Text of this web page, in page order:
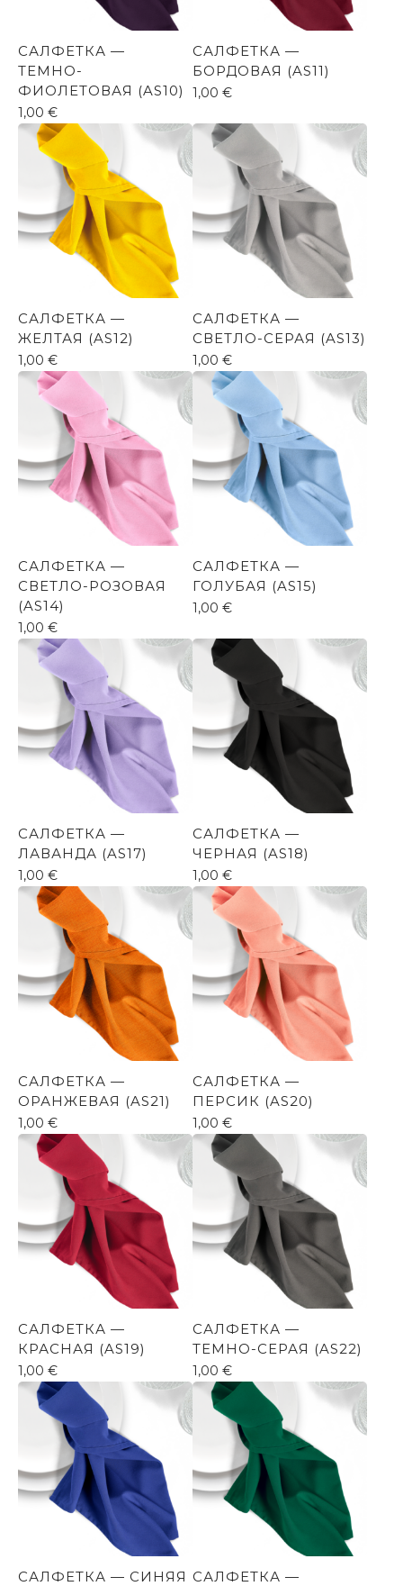
САЛФЕТКА —
ТЕМНО-
ФИОЛЕТОВАЯ (AS10)
1,00 €
САЛФЕТКА —
БОРДОВАЯ (AS11)
1,00 €
САЛФЕТКА —
ЖЕЛТАЯ (AS12)
1,00 €
САЛФЕТКА —
СВЕТЛО-СЕРАЯ (AS13)
1,00 €
САЛФЕТКА —
СВЕТЛО-РОЗОВАЯ
(AS14)
1,00 €
САЛФЕТКА —
ГОЛУБАЯ (AS15)
1,00 €
САЛФЕТКА —
ЛАВАНДА (AS17)
1,00 €
САЛФЕТКА —
ЧЕРНАЯ (AS18)
1,00 €
САЛФЕТКА —
ОРАНЖЕВАЯ (AS21)
1,00 €
САЛФЕТКА —
ПЕРСИК (AS20)
1,00 €
САЛФЕТКА —
КРАСНАЯ (AS19)
1,00 €
САЛФЕТКА —
ТЕМНО-СЕРАЯ (AS22)
1,00 €
САЛФЕТКА — СИНЯЯ САЛФЕТКА —